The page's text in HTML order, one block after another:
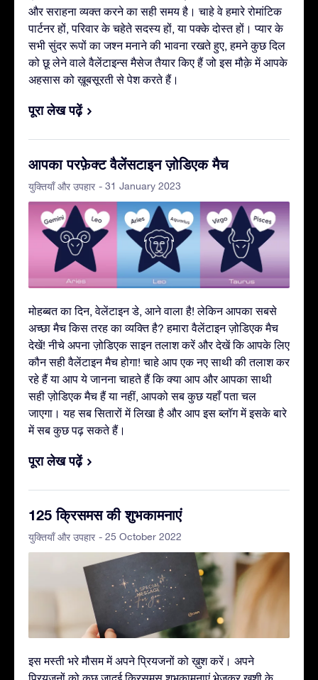
और सराहना व्यक्त करने का सही समय है। चाहे वे हमारे रोमांटिक
पार्टनर हों, परिवार के चहेते सदस्य हों, या पक्के दोस्त हों। प्यार के
सभी सुंदर रूपों का जश्न मनाने की भावना रखते हुए, हमने कुछ दिल
को छू लेने वाले वैलेंटाइन्स मैसेज तैयार किए हैं जो इस मौक़े में आपके
अहसास को ख़ूबसूरती से पेश करते हैं।
पूरा लेख पढ़ें
आपका परफ़ेक्ट वैलेंसटाइन ज़ोडिएक मैच
युक्तियाँ और उपहार - 31 January 2023
मोहब्बत का दिन, वेलेंटाइन डे, आने वाला है! लेकिन आपका सबसे
अच्छा मैच किस तरह का व्यक्ति है? हमारा वैलेंटाइन ज़ोडिएक मैच
देखें! नीचे अपना ज़ोडिएक साइन तलाश करें और देखें कि आपके लिए
कौन सही वैलेंटाइन मैच होगा! चाहे आप एक नए साथी की तलाश कर
रहे हैं या आप ये जानना चाहते हैं कि क्या आप और आपका साथी
सही ज़ोडिएक मैच हैं या नहीं, आपको सब कुछ यहाँ पता चल
जाएगा। यह सब सितारों में लिखा है और आप इस ब्लॉग में इसके बारे
में सब कुछ पढ़ सकते हैं।
पूरा लेख पढ़ें
125 क्रिसमस की शुभकामनाएं
युक्तियाँ और उपहार - 25 October 2022
इस मस्ती भरे मौसम में अपने प्रियजनों को ख़ुश करें। अपने